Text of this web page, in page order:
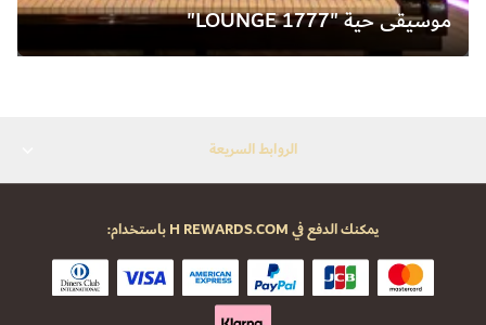
موسيقى حية "LOUNGE 1777"
الروابط السريعة
يمكنك الدفع في H REWARDS.COM باستخدام: